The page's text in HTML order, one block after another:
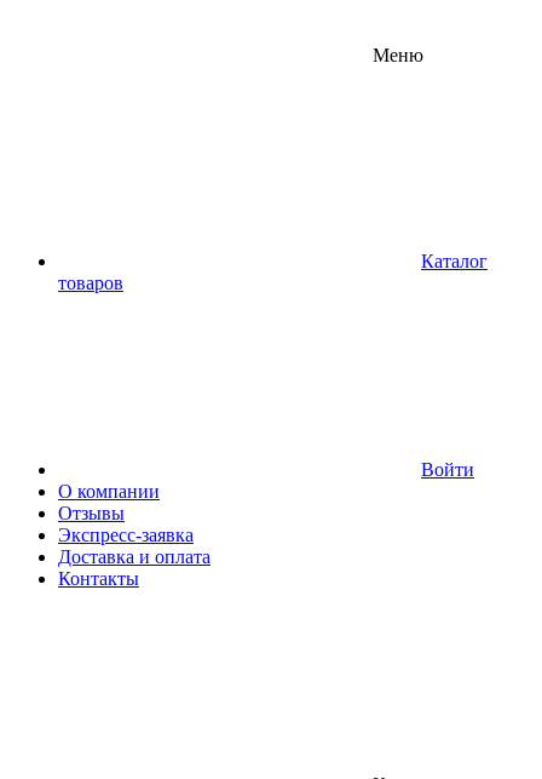
Меню
Каталог
товаров
Войти
О компании
Отзывы
Экспресс-заявка
Доставка и оплата
Контакты